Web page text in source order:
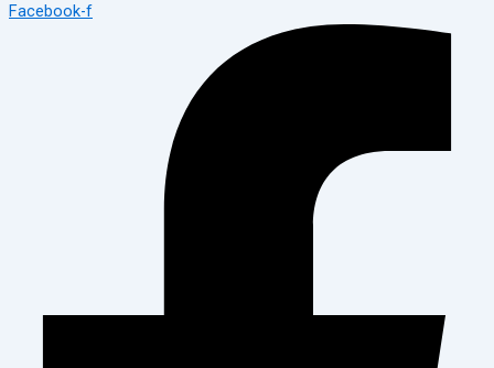
Facebook-f